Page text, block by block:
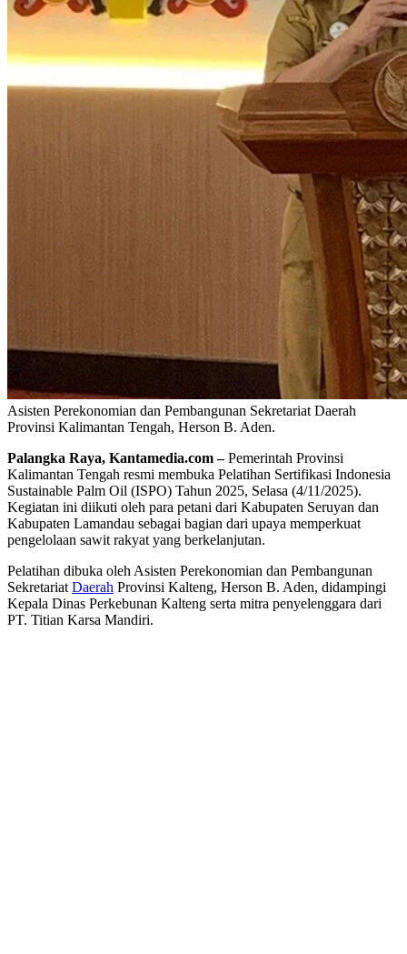
Asisten Perekonomian dan Pembangunan Sekretariat Daerah
Provinsi Kalimantan Tengah, Herson B. Aden.
Palangka Raya, Kantamedia.com –Pemerintah Provinsi
Kalimantan Tengah resmi membuka Pelatihan Sertifikasi Indonesia
Sustainable Palm Oil (ISPO) Tahun 2025, Selasa (4/11/2025).
Kegiatan ini diikuti oleh para petani dari Kabupaten Seruyan dan
Kabupaten Lamandau sebagai bagian dari upaya memperkuat
pengelolaan sawit rakyat yang berkelanjutan.
Pelatihan dibuka oleh Asisten Perekonomian dan Pembangunan
Sekretariat Daerah Provinsi Kalteng, Herson B. Aden, didampingi
Kepala Dinas Perkebunan Kalteng serta mitra penyelenggara dari
PT. Titian Karsa Mandiri.